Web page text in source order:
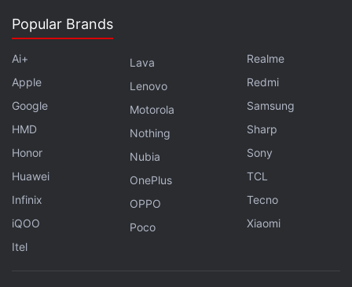
Popular Brands
Ai+
Apple
Google
HMD
Honor
Huawei
Infinix
iQOO
Itel
Lava
Lenovo
Motorola
Nothing
Nubia
OnePlus
OPPO
Poco
Realme
Redmi
Samsung
Sharp
Sony
TCL
Tecno
Xiaomi